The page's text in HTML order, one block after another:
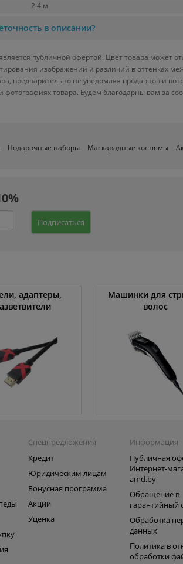
2.4 м
в описании?
публичной офертой. Цвет товара может
изображений и различий в оттенках
предварительно не уведомляя продавцов и
товара. Будем благодарны вам за
Подарочные наборы Маскарадные костюмы
Подписаться
адаптеры,
Машинки для
волос
Спецпредложения
Кредит
Юридическим лицам
Бонусная программа
Акции
Уценка
Информация
Публичная
Интернет-
amd.by
Обращение в
гарантийный
Обработка
данных
Политика в
обработки